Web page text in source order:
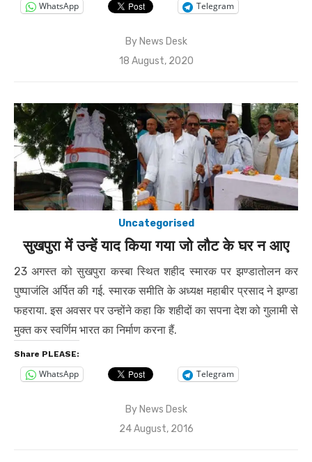
WhatsApp Telegram
By News Desk
Posted
18 August, 2020
Uncategorised
सुखपुरा में उन्हें याद किया गया जो लौट के घर न आए
23 अगस्त को सुखपुरा कस्बा स्थित शहीद स्मारक पर झण्डातोलन कर
पुष्पाजंलि अर्पित की गई. स्मारक समीति के अध्यक्ष महाबीर प्रसाद ने झण्डा
फहराया. इस अवसर पर उन्होंने कहा कि शहीदों का सपना देश को गुलामी से
मुक्त कर स्वर्णिम भारत का निर्माण करना हैं.
Share PLEASE:
WhatsApp Telegram
By News Desk
Posted
24 August, 2016